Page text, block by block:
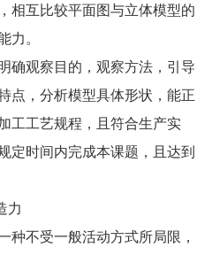
相互比较平面图与立体模型的
力。
确观察目的，观察方法，引导
点，分析模型具体形状，能正
工工艺规程，且符合生产实
定时间内完成本课题，且达到
力
种不受一般活动方式所局限，